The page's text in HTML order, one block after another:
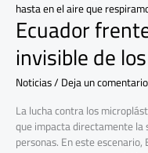
Ecuador
invisible de
Noticias/Deja un comentario
La lucha contra los
que impacta directamente la
personas. En este
hasta en el aire que